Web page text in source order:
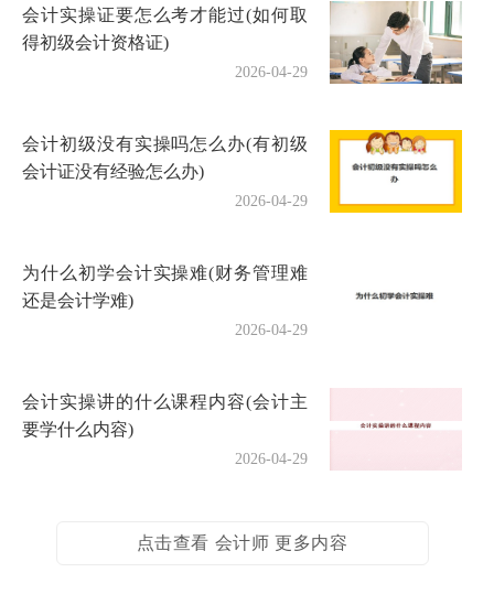
会计实操证要怎么考才能过(如何取
得初级会计资格证)
2026-04-29
会计初级没有实操吗怎么办(有初级
会计证没有经验怎么办)
2026-04-29
为什么初学会计实操难(财务管理难
还是会计学难)
2026-04-29
会计实操讲的什么课程内容(会计主
要学什么内容)
2026-04-29
点击查看 会计师 更多内容